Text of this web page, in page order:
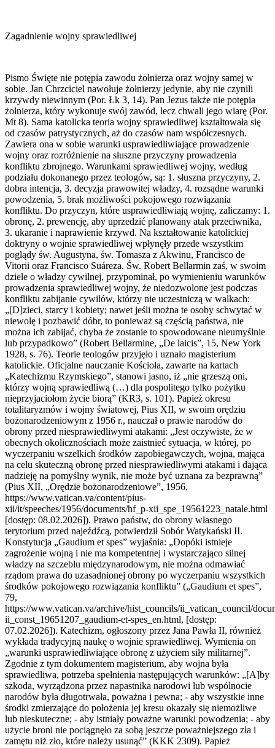
Zagadnienie wojny sprawiedliwej
Pismo Święte nie potępia zawodu żołnierza oraz wojny samej w
sobie. Jan Chrzciciel nawołuje żołnierzy jedynie, aby nie czynili
krzywdy niewinnym (Por. Łk 3, 14). Pan Jezus także nie potępia
żołnierza, który wykonuje swój zawód, lecz chwali jego wiarę (Por.
Mt 8). Sama katolicka teoria wojny sprawiedliwej kształtowała się
od czasów patrystycznych, aż do czasów nam współczesnych.
Zawiera ona w sobie warunki usprawiedliwiające prowadzenie
wojny oraz rozróżnienie na słuszne przyczyny prowadzenia
konfliktu zbrojnego. Warunkami sprawiedliwej wojny, według
podziału dokonanego przez teologów, są: 1. słuszna przyczyny, 2.
dobra intencja, 3. decyzja prawowitej władzy, 4. rozsądne warunki
powodzenia, 5. brak możliwości pokojowego rozwiązania
konfliktu. Do przyczyn, które usprawiedliwiają wojnę, zaliczamy: 1.
obronę, 2. prewencję, aby uprzedzić planowany atak przeciwnika,
3. ukaranie i naprawienie krzywd. Na kształtowanie katolickiej
doktryny o wojnie sprawiedliwej wpłynęły przede wszystkim
poglądy św. Augustyna, św. Tomasza z Akwinu, Francisco de
Vitorii oraz Francisco Suáreza. Św. Robert Bellarmin zaś, w swoim
dziele o władzy cywilnej, przypominał, po wymienieniu warunków
prowadzenia sprawiedliwej wojny, że niedozwolone jest podczas
konfliktu zabijanie cywilów, którzy nie uczestniczą w walkach:
„[D]zieci, starcy i kobiety; nawet jeśli można te osoby schwytać w
niewolę i pozbawić dóbr, to ponieważ są częścią państwa, nie
można ich zabijać, chyba że zostanie to spowodowane nieumyślnie
lub przypadkowo” (Robert Bellarmine, „De laicis”, 15, New York
1928, s. 76). Teorie teologów przyjęło i uznało magisterium
katolickie. Oficjalne nauczanie Kościoła, zawarte na kartach
„Katechizmu Rzymskiego”, stanowi jasno, iż „nie grzeszą oni,
którzy wojną sprawiedliwą (…) dla pospolitego tylko pożytku
nieprzyjaciołom życie biorą” (KR3, s. 101). Papież okresu
totalitaryzmów i wojny światowej, Pius XII, w swoim orędziu
bożonarodzeniowym z 1956 r., nauczał o prawie narodów do
obrony przed niesprawiedliwymi atakami: „Jest oczywiste, że w
obecnych okolicznościach może zaistnieć sytuacja, w której, po
wyczerpaniu wszelkich środków zapobiegawczych, wojna, mająca
na celu skuteczną obronę przed niesprawiedliwymi atakami i dająca
nadzieję na pomyślny wynik, nie może być uznana za bezprawną”
(Pius XII, „Orędzie bożonarodzeniowe”, 1956,
https://www.vatican.va/content/pius-
xii/it/speeches/1956/documents/hf_p-xii_spe_19561223_natale.html
[dostęp: 08.02.2026]). Prawo państw, do obrony własnego
terytorium przed najeźdźcą, potwierdził Sobór Watykański II.
Konstytucja „Gaudium et spes” wyjaśnia: „Dopóki istnieje
zagrożenie wojną i nie ma kompetentnej i wystarczająco silnej
władzy na szczeblu międzynarodowym, nie można odmawiać
rządom prawa do uzasadnionej obrony po wyczerpaniu wszystkich
środków pokojowego rozwiązania konfliktu” („Gaudium et spes”,
79,
https://www.vatican.va/archive/hist_councils/ii_vatican_council/
ii_const_19651207_gaudium-et-spes_en.html, [dostęp:
07.02.2026]). Katechizm, ogłoszony przez Jana Pawła II, również
wykłada tradycyjną naukę o wojnie sprawiedliwej. Wymienia on
„warunki usprawiedliwiające obronę z użyciem siły militarnej”.
Zgodnie z tym dokumentem magisterium, aby wojna była
sprawiedliwa, potrzeba spełnienia następujących warunków: „[A]by
szkoda, wyrządzona przez napastnika narodowi lub wspólnocie
narodów była długotrwała, poważna i pewna; - aby wszystkie inne
środki zmierzające do położenia jej kresu okazały się niemożliwe
lub nieskuteczne; - aby istniały poważne warunki powodzenia; - aby
użycie broni nie pociągnęło za sobą jeszcze poważniejszego zła i
zamętu niż zło, które należy usunąć” (KKK 2309). Papież